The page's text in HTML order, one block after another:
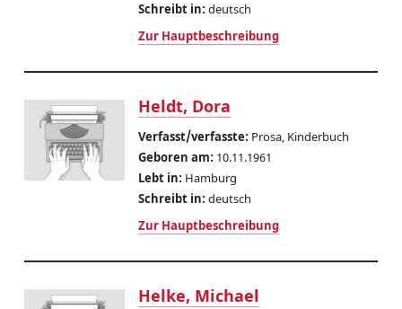
Schreibt in:deutsch
Zur Hauptbeschreibung
Heldt, Dora
Verfasst/verfasste:Prosa, Kinderbuch
Geboren am:10.11.1961
Lebt in:Hamburg
Schreibt in:deutsch
Zur Hauptbeschreibung
Helke, Michael